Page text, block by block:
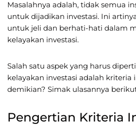
Masalahnya adalah, tidak semua
untuk dijadikan investasi. Ini
untuk jeli dan berhati-hati dalam
kelayakan investasi.
Salah satu aspek yang harus
kelayakan investasi adalah kriteria
demikian? Simak ulasannya
Pengertian Kriteria